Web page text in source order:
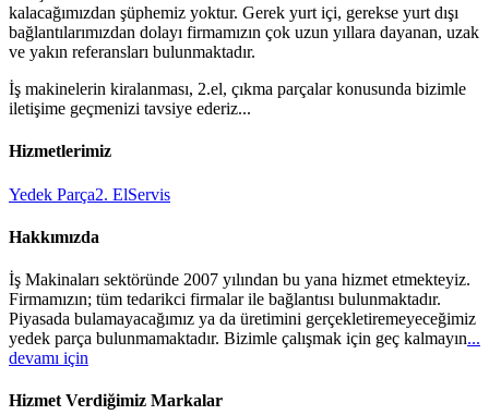
kalacağımızdan şüphemiz yoktur. Gerek yurt içi, gerekse yurt dışı
bağlantılarımızdan dolayı firmamızın çok uzun yıllara dayanan, uzak
ve yakın referansları bulunmaktadır.
İş makinelerin kiralanması, 2.el, çıkma parçalar konusunda bizimle
iletişime geçmenizi tavsiye ederiz...
Hizmetlerimiz
Yedek Parça2. ElServis
Hakkımızda
İş Makinaları sektöründe 2007 yılından bu yana hizmet etmekteyiz.
Firmamızın; tüm tedarikci firmalar ile bağlantısı bulunmaktadır.
Piyasada bulamayacağımız ya da üretimini gerçekletiremeyeceğimiz
yedek parça bulunmamaktadır. Bizimle çalışmak için geç kalmayın...
devamı için
Hizmet Verdiğimiz Markalar